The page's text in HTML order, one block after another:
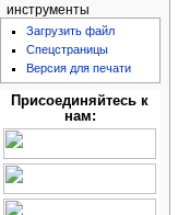
инструменты
Загрузить файл
Спецстраницы
Версия для печати
Присоединяйтесь к
нам: